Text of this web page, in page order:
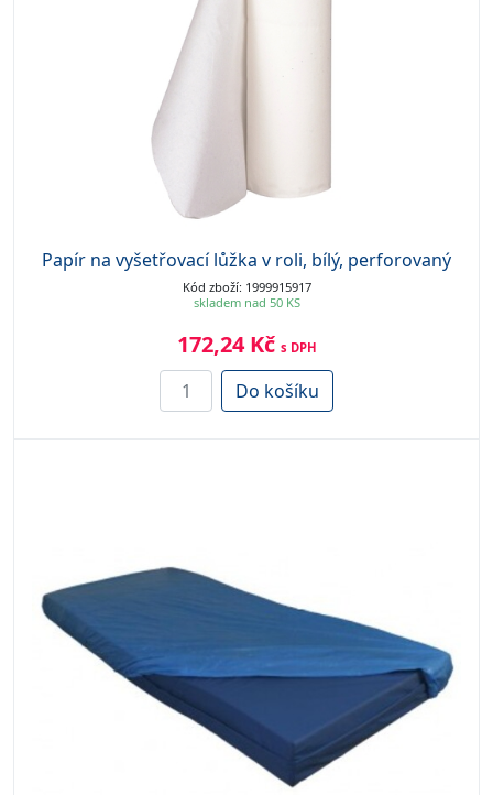
Papír na vyšetřovací lůžka v roli, bílý, perforovaný
Kód zboží: 1999915917
skladem nad 50 KS
172,24 Kč s DPH
Do košíku